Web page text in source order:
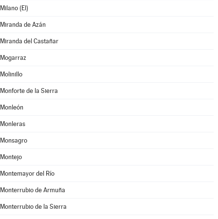
Milano (El)
Miranda de Azán
Miranda del Castañar
Mogarraz
Molinillo
Monforte de la Sierra
Monleón
Monleras
Monsagro
Montejo
Montemayor del Río
Monterrubio de Armuña
Monterrubio de la Sierra